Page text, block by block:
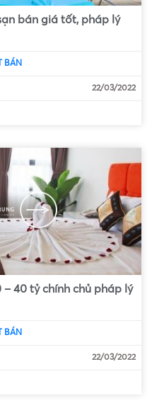
bán giá tốt, pháp lý
BÁN
22/03/2022
40 tỷ chính chủ pháp lý
BÁN
22/03/2022